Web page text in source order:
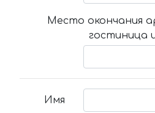
Место окончания
гостиница
Имя